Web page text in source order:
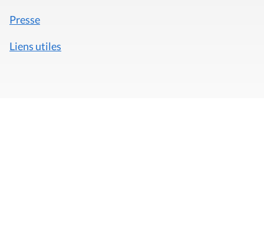
Presse
Liens utiles